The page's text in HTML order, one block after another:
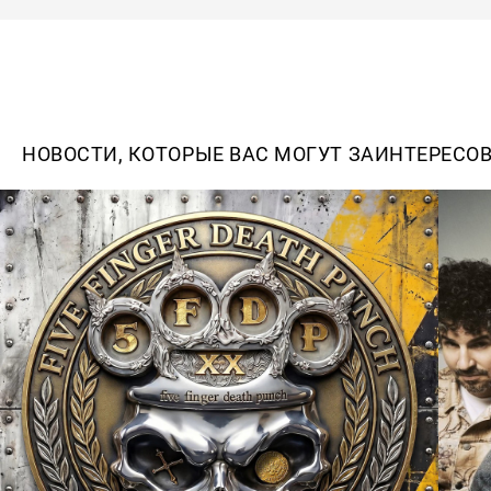
НОВОСТИ, КОТОРЫЕ ВАС МОГУТ